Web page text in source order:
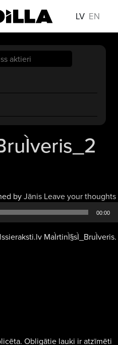
LV EN
byJānis Leave your thoughts
00:00
MaÌrtinÌ§sÌ_BruÌveris.
Obligātie lauki ir atzīmēti